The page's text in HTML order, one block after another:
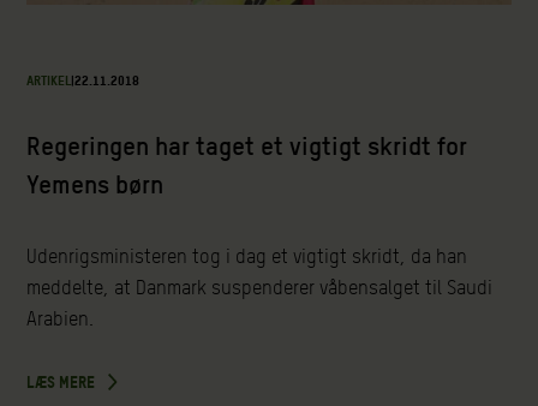
ARTIKEL |22.11.2018
Regeringen har taget et vigtigt skridt for
Yemens børn
Udenrigsministeren tog i dag et vigtigt skridt, da han
meddelte, at Danmark suspenderer våbensalget til Saudi
Arabien.
LÆS MERE